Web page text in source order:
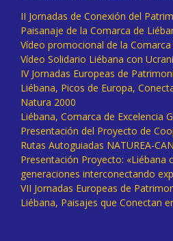
II Jornadas de Conexión del
Paisanaje de la Comarca de
Vídeo promocional de la Comarca
Vídeo Solidario Liébana con
IV Jornadas Europeas de
Liébana, Picos de Europa,
Natura 2000
Liébana, Comarca de Excelencia
Presentación del Proyecto de
Rutas Autoguiadas NATUREA-
Presentación Proyecto: «Liébana
generaciones interconectando
VII Jornadas Europeas de
Liébana, Paisajes que Conectan